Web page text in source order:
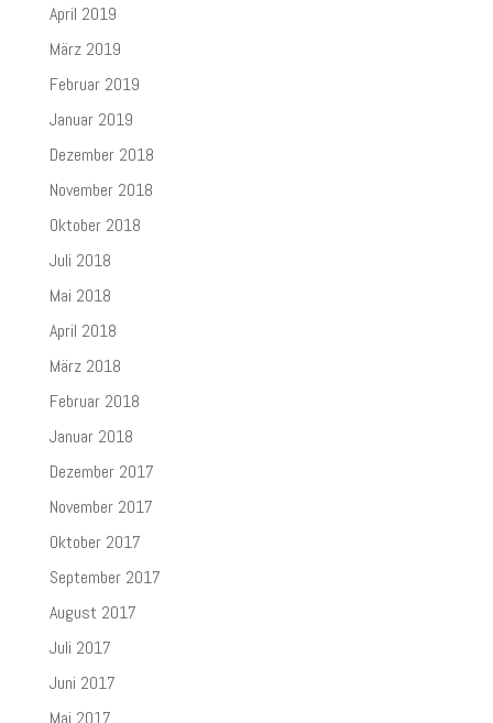
April 2019
März 2019
Februar 2019
Januar 2019
Dezember 2018
November 2018
Oktober 2018
Juli 2018
Mai 2018
April 2018
März 2018
Februar 2018
Januar 2018
Dezember 2017
November 2017
Oktober 2017
September 2017
August 2017
Juli 2017
Juni 2017